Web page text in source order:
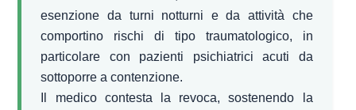
esenzione da turni notturni e da attività che
comportino rischi di tipo traumatologico, in
particolare con pazienti psichiatrici acuti da
sottoporre a contenzione.
Il medico contesta la revoca, sostenendo la